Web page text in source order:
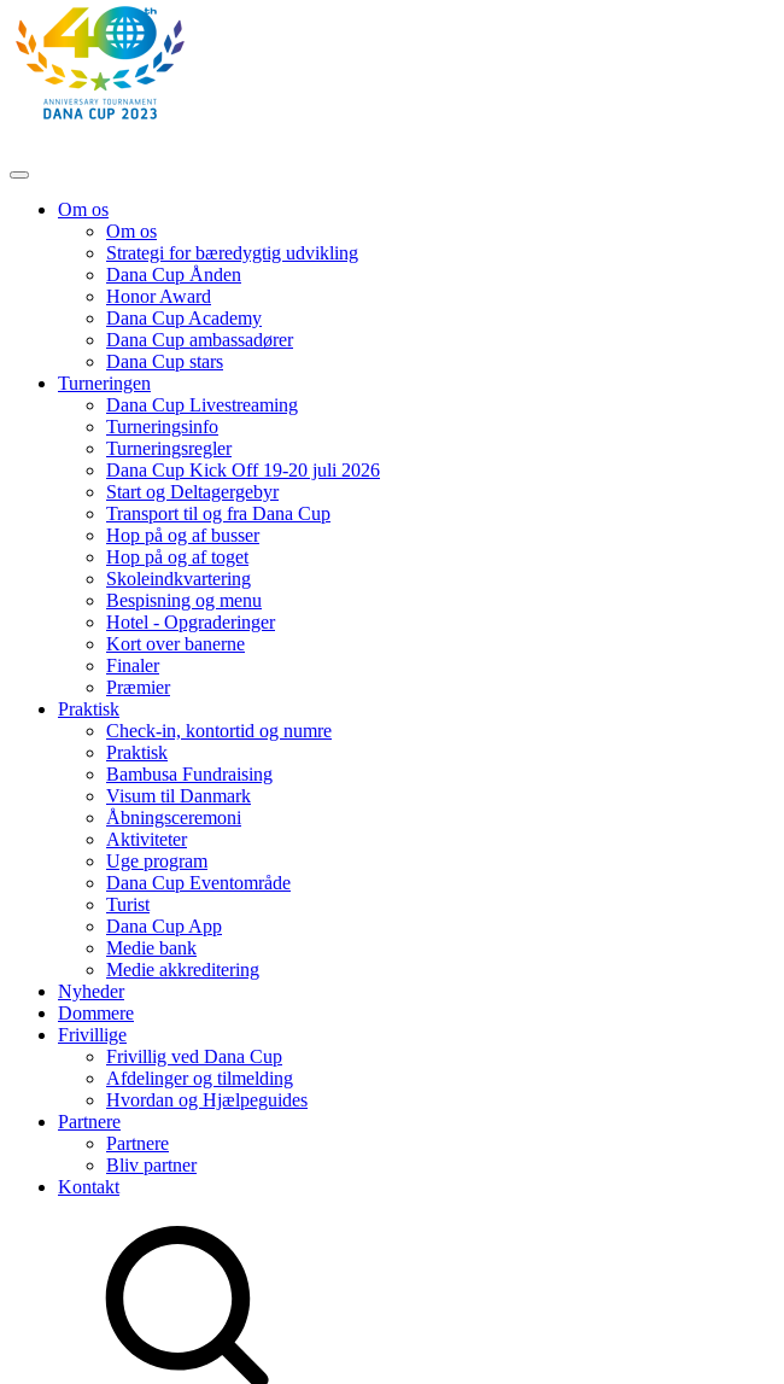
Om os
Om os
Strategi for bæredygtig udvikling
Dana Cup Ånden
Honor Award
Dana Cup Academy
Dana Cup ambassadører
Dana Cup stars
Turneringen
Dana Cup Livestreaming
Turneringsinfo
Turneringsregler
Dana Cup Kick Off 19-20 juli 2026
Start og Deltagergebyr
Transport til og fra Dana Cup
Hop på og af busser
Hop på og af toget
Skoleindkvartering
Bespisning og menu
Hotel - Opgraderinger
Kort over banerne
Finaler
Præmier
Praktisk
Check-in, kontortid og numre
Praktisk
Bambusa Fundraising
Visum til Danmark
Åbningsceremoni
Aktiviteter
Uge program
Dana Cup Eventområde
Turist
Dana Cup App
Medie bank
Medie akkreditering
Nyheder
Dommere
Frivillige
Frivillig ved Dana Cup
Afdelinger og tilmelding
Hvordan og Hjælpeguides
Partnere
Partnere
Bliv partner
Kontakt